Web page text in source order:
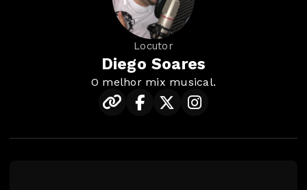
Locutor
Diego Soares
O melhor mix musical.